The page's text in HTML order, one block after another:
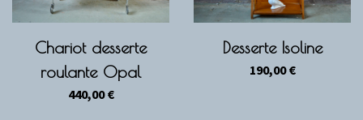
Chariot desserte
roulante Opal
440,00€
Desserte Isoline
190,00€